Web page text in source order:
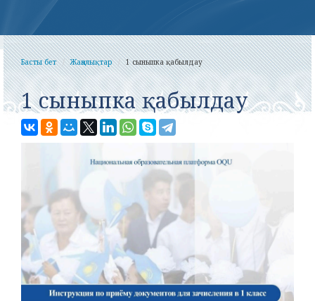
Басты бет Жаңалықтар 1 сыныпка қабылдау
1 сыныпка қабылдау